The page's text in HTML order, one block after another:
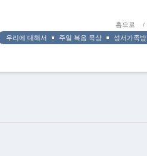
홈으로 /
우리에 대해서
주일 복음 묵상 성서가족방